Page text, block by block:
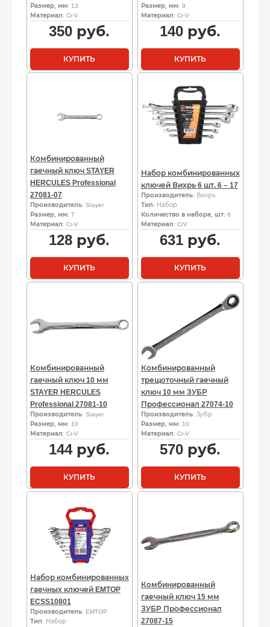
Размер, мм: 13
Материал: Cr-V
350 руб.
КУПИТЬ
Размер, мм: 9
Материал: Cr-V
140 руб.
КУПИТЬ
Комбинированный
гаечный ключ STAYER
HERCULES Professional
27081-07
Производитель: Stayer
Размер, мм: 7
Материал: Cr-V
128 руб.
КУПИТЬ
Набор комбинированных
ключей Вихрь 6 шт. 6 – 17
Производитель: Вихрь
Тип: Набор
Количество в наборе, шт: 6
Материал: CrV
631 руб.
КУПИТЬ
Комбинированный
гаечный ключ 10 мм
STAYER HERCULES
Professional 27081-10
Производитель: Stayer
Размер, мм: 10
Материал: Cr-V
144руб.
КУПИТЬ
Комбинированный
трещоточный гаечный
ключ 10 мм ЗУБР
Профессионал 27074-10
Производитель: Зубр
Размер, мм: 10
Материал: Cr-V
570 руб.
КУПИТЬ
Набор комбинированных
гаечных ключей EMTOP
ECSS10801
Производитель: EMTOP
Тип: Набор
Комбинированный
гаечный ключ 15 мм
ЗУБР Профессионал
27087-15